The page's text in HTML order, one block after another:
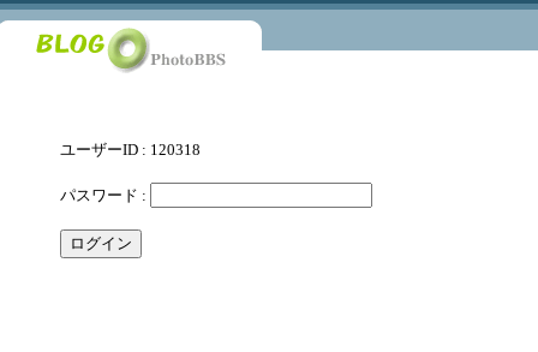
ユーザーID : 120318
パスワード :